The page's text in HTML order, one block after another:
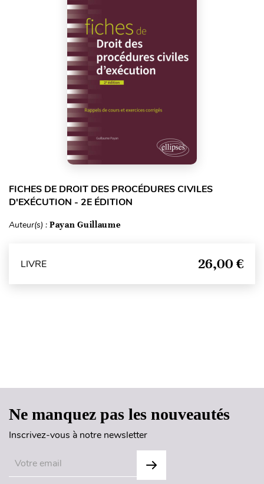
FICHES DE DROIT DES PROCÉDURES CIVILES
D'EXÉCUTION - 2E ÉDITION
Auteur(s) : Payan Guillaume
LIVRE 26,00 €
Ne manquez pas les nouveautés
Inscrivez-vous à notre newsletter